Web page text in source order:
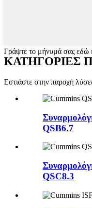
Γράψτε το μήνυμά σας εδώ
ΚΑΤΗΓΟΡΙΕΣ
Εστιάστε στην παροχή
QSB6.7
QSC8.3